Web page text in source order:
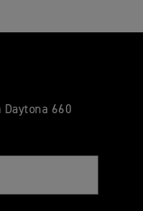
660